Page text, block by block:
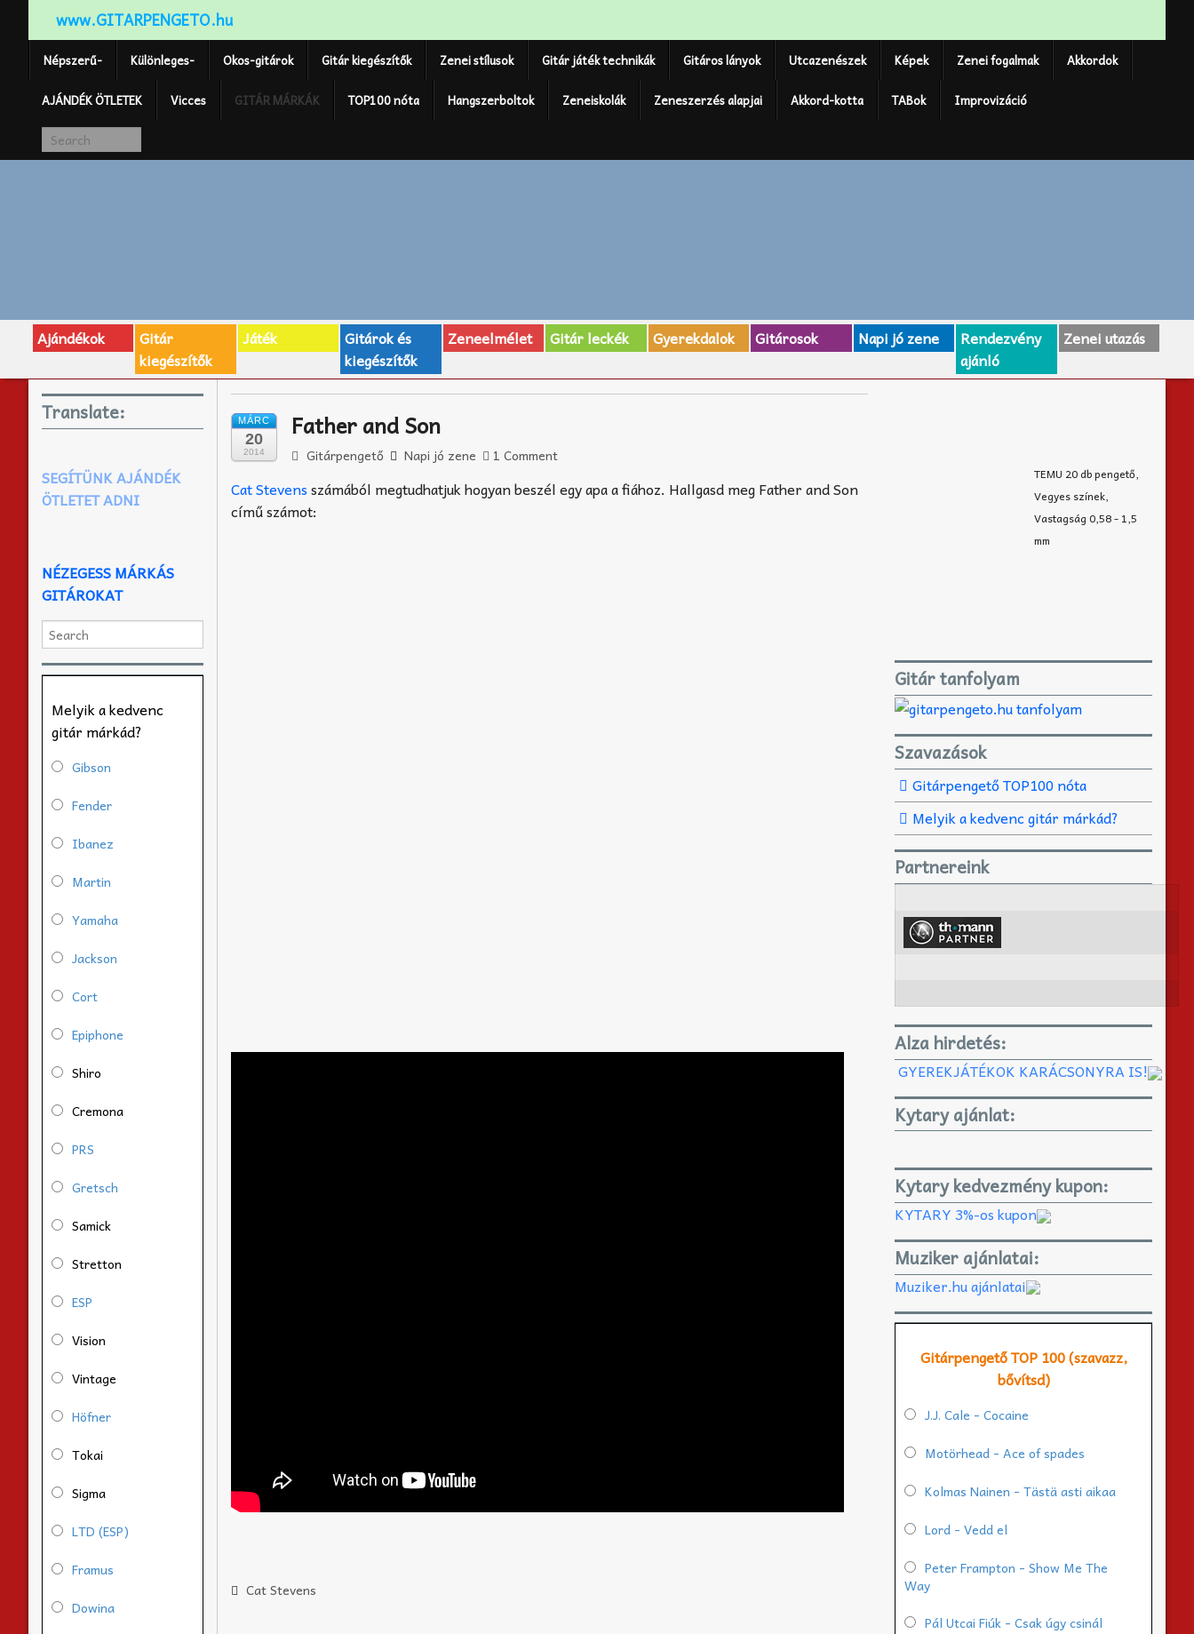
www.GITARPENGETO.hu
Népszerű- Különleges- Okos-gitárok Gitár kiegészítők Zenei stílusok Gitár játék technikák Gitáros lányok Utcazenészek Képek Zenei fogalmak Akkordok
AJÁNDÉK ÖTLETEK Vicces GITÁR MÁRKÁK TOP100 nóta Hangszerboltok Zeneiskolák Zeneszerzés alapjai Akkord-kotta TABok Improvizáció
Ajándékok
Gitár
kiegészítők
Játék
Gitárok és
kiegészítők
Zeneelmélet Gitár leckék Gyerekdalok Gitárosok Napi jó zene
Rendezvény
ajánló
Zenei utazás
MÁRC
20
2014
Father and Son
Gitárpengető Napi jó zene 1 Comment
Cat Stevensszámából megtudhatjuk hogyan beszél egy apa a fiához. Hallgasd meg Father and Son
című számot:
Cat Stevens
Translate:
SEGÍTÜNK AJÁNDÉK
ÖTLETET ADNI
NÉZEGESS MÁRKÁS
GITÁROKAT
Melyik a kedvenc
gitár márkád?
Gibson
Fender
Ibanez
Martin
Yamaha
Jackson
Cort
Epiphone
Shiro
Cremona
PRS
Gretsch
Samick
Stretton
ESP
Vision
Vintage
Höfner
Tokai
Sigma
LTD (ESP)
Framus
Dowina
TEMU 20 db pengető,
Vegyes színek,
Vastagság 0,58 - 1,5
mm
Gitár tanfolyam
Szavazások
Gitárpengető TOP100 nóta
Melyik a kedvenc gitár márkád?
Partnereink
Alza hirdetés:
GYEREKJÁTÉKOK KARÁCSONYRA IS!
Kytary ajánlat:
Kytary kedvezmény kupon:
KYTARY 3%-os kupon
Muziker ajánlatai:
Muziker.hu ajánlatai
Gitárpengető TOP 100 (szavazz,
bővítsd)
J.J. Cale - Cocaine
Motörhead - Ace of spades
Kolmas Nainen - Tästä asti aikaa
Lord - Vedd el
Peter Frampton - Show Me The
Way
Pál Utcai Fiúk - Csak úgy csinál